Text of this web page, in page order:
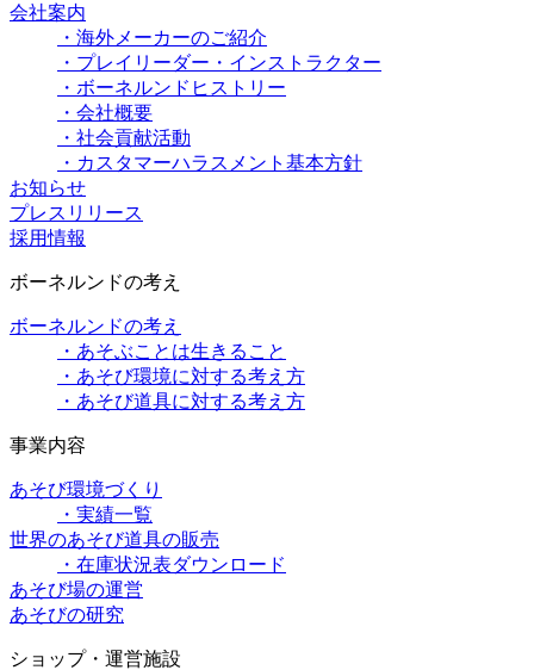
会社案内
・海外メーカーのご紹介
・プレイリーダー・インストラクター
・ボーネルンドヒストリー
・会社概要
・社会貢献活動
・カスタマーハラスメント基本方針
お知らせ
プレスリリース
採用情報
ボーネルンドの考え
ボーネルンドの考え
・あそぶことは生きること
・あそび環境に対する考え方
・あそび道具に対する考え方
事業内容
あそび環境づくり
・実績一覧
世界のあそび道具の販売
・在庫状況表ダウンロード
あそび場の運営
あそびの研究
ショップ・運営施設